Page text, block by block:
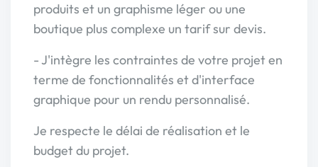
produits et un graphisme léger ou une
boutique plus complexe un tarif sur devis.
- J'intègre les contraintes de votre projet en
terme de fonctionnalités et d'interface
graphique pour un rendu personnalisé.
Je respecte le délai de réalisation et le
budget du projet.